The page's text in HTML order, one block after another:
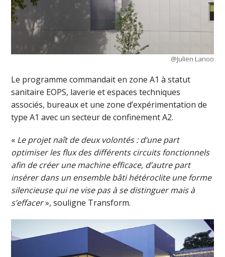
@Julien Lanoo
Le programme commandait en zone A1 à statut
sanitaire EOPS, laverie et espaces techniques
associés, bureaux et une zone d’expérimentation de
type A1 avec un secteur de confinement A2.
« Le projet naît de deux volontés : d’une part
optimiser les flux des différents circuits fonctionnels
afin de créer une machine efficace, d’autre part
insérer dans un ensemble bâti hétéroclite une forme
silencieuse qui ne vise pas à se distinguer mais à
s’effacer», souligne Transform.